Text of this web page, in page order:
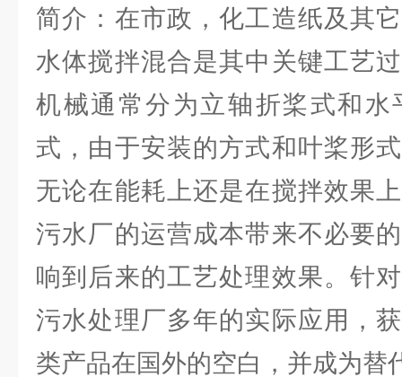
简介：在市政，化工造纸及其
水体搅拌混合是其中关键工艺
机械通常分为立轴折桨式和水
式，由于安装的方式和叶桨形
无论在能耗上还是在搅拌效果
污水厂的运营成本带来不必要
响到后来的工艺处理效果。针
污水处理厂多年的实际应用，
类产品在国外的空白，并成为替